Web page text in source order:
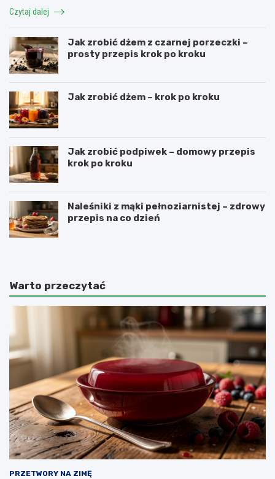
Czytaj dalej
Jak zrobić dżem z czarnej porzeczki –
prosty przepis krok po kroku
Jak zrobić dżem – krok po kroku
Jak zrobić podpiwek – domowy przepis
krok po kroku
Naleśniki z mąki pełnoziarnistej – zdrowy
przepis na co dzień
Warto przeczytać
PRZETWORY NA ZIMĘ